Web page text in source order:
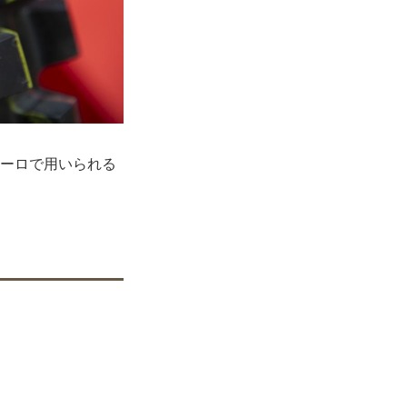
ロで用いられる